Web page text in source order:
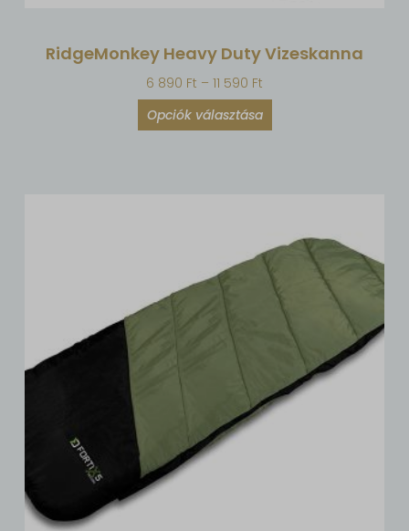
RidgeMonkey Heavy Duty Vizeskanna
6 890 Ft – 11 590 Ft
Opciók választása